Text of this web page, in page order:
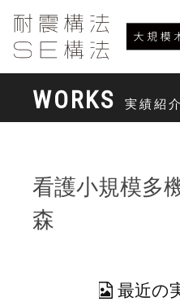
WORKS 実績紹介
看護小規模多
森
最近の